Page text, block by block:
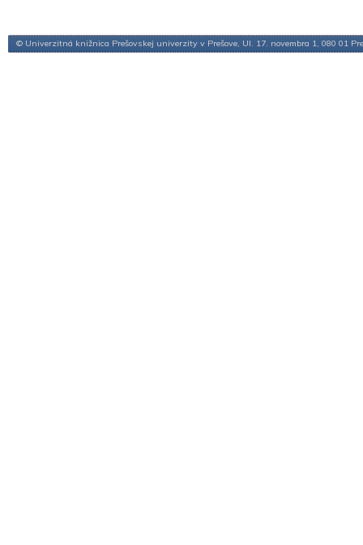
© Univerzitná knižnica Prešovskej univerzity v Prešove, Ul. 17. novembra 1, 080 01